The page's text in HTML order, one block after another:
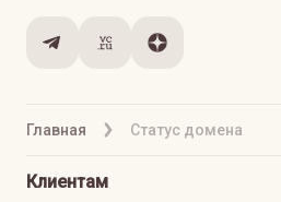
Главная Статус домена
Клиентам